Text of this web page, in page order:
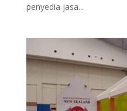
penyedia jasa...